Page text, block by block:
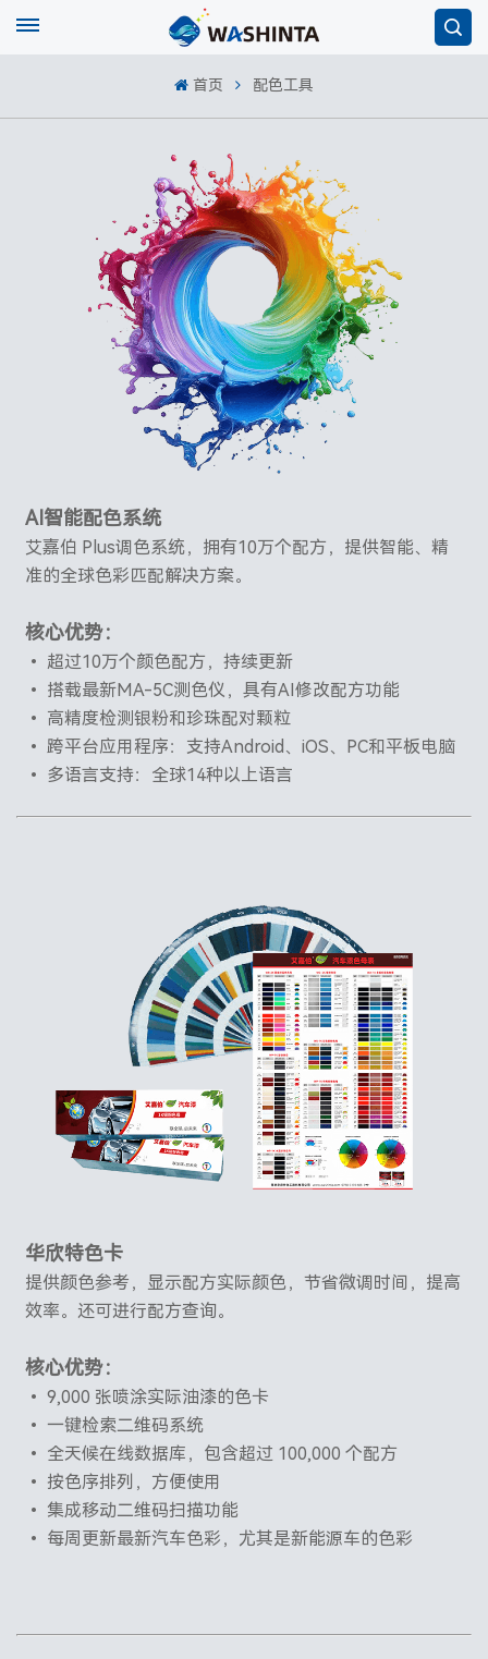
首页 配色工具
AI智能配色系统
艾嘉伯 Plus调色系统，拥有10万个配方，提供智能、精
准的全球色彩匹配解决方案。
核心优势：
• 超过10万个颜色配方，持续更新
• 搭载最新MA-5C测色仪，具有AI修改配方功能
• 高精度检测银粉和珍珠配对颗粒
• 跨平台应用程序：支持Android、iOS、PC和平板电脑
• 多语言支持：全球14种以上语言
华欣特色卡
提供颜色参考，显示配方实际颜色，节省微调时间，提高
效率。还可进行配方查询。
核心优势：
• 9,000 张喷涂实际油漆的色卡
• 一键检索二维码系统
• 全天候在线数据库，包含超过 100,000 个配方
• 按色序排列，方便使用
• 集成移动二维码扫描功能
• 每周更新最新汽车色彩，尤其是新能源车的色彩